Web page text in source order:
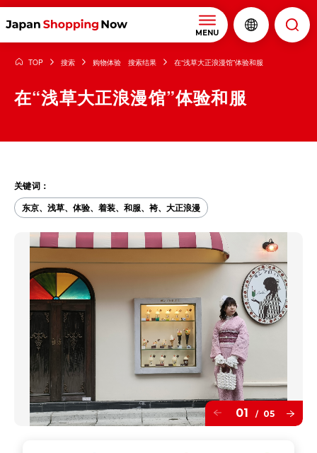
MENU
TOP 搜索 购物体验 搜索结果 在“浅草大正浪漫馆”体验和服
在“浅草大正浪漫馆”体验和服
关键词：
东京、浅草、体验、着装、和服、袴、大正浪漫
01 / 05